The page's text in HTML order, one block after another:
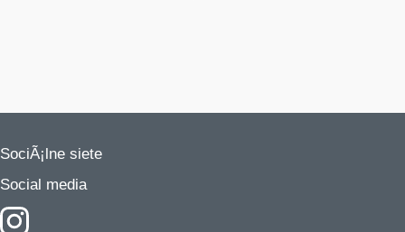
SociÃ¡lne siete
Social media